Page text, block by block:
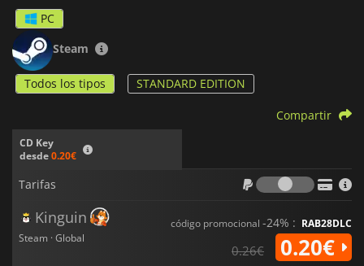
PC
Steam
Todos los tipos STANDARD EDITION
CD Key
desde0.20€
Compartir
Tarifas
Tarifas
Kinguin
Steam · Global
código promocional -24% : RAB28DLC
0.26€ 0.20€